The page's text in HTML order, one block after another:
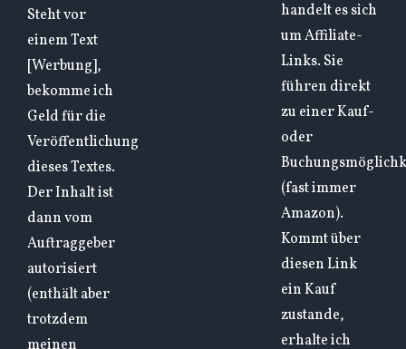
Steht vor
einem Text
[Werbung],
bekomme ich
Geld für die
Veröffentlichung
dieses Textes.
Der Inhalt ist
dann vom
Auftraggeber
autorisiert
(enthält aber
trotzdem
handelt es sich
um Affiliate-
Links. Sie
führen direkt
zu einer Kauf-
oder
(fast immer
Amazon).
Kommt über
diesen Link
ein Kauf
zustande,
erhalte ich